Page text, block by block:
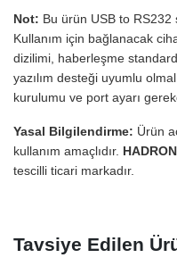
Not: Bu ürün USB to
Kullanım için bağlanacak
dizilimi, haberleşme
yazılım desteği uyumlu
kurulumu ve port ayarı
Yasal Bilgilendirme: Ürün
kullanım amaçlıdır. HADRON
tescilli ticari markadır.
Tavsiye Edilen